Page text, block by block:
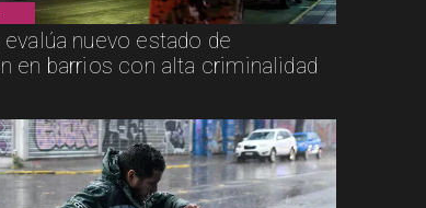
nuevo estado de
en barrios con alta criminalidad